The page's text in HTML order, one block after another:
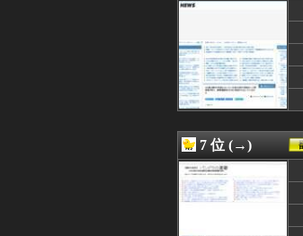
08/06 09:00
08/06 09:00
08/06 08:57
08/06 08:57
08/06 08:57
08/06 08:57
08/06 08:55
08/06 08:52
08/06 08:50
08/06 08:50
08/06 08:47
7 位 (→)